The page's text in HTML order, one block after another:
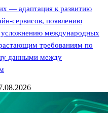
— адаптация к развитию
сервисов, появлению
международных
требованиям по
данными между